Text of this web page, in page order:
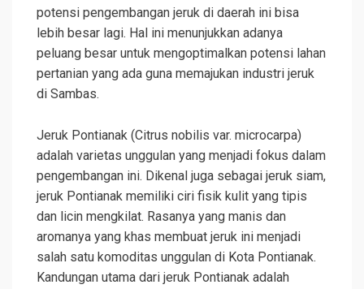
potensi pengembangan jeruk di daerah ini bisa
lebih besar lagi. Hal ini menunjukkan adanya
peluang besar untuk mengoptimalkan potensi lahan
pertanian yang ada guna memajukan industri jeruk
di Sambas.
Jeruk Pontianak (Citrus nobilis var. microcarpa)
adalah varietas unggulan yang menjadi fokus dalam
pengembangan ini. Dikenal juga sebagai jeruk siam,
jeruk Pontianak memiliki ciri fisik kulit yang tipis
dan licin mengkilat. Rasanya yang manis dan
aromanya yang khas membuat jeruk ini menjadi
salah satu komoditas unggulan di Kota Pontianak.
Kandungan utama dari jeruk Pontianak adalah